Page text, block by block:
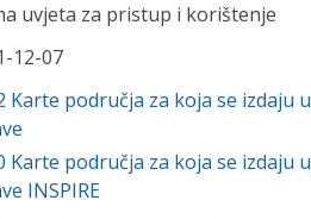
uvjeta za pristup i korištenje
12-07
Karte područja za koja se izdaju
Karte područja za koja se izdaju
INSPIRE